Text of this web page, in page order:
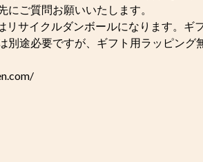
ご質問お願いいたします。
サイクルダンボールになります。ギ
途必要ですが、ギフト用ラッピング